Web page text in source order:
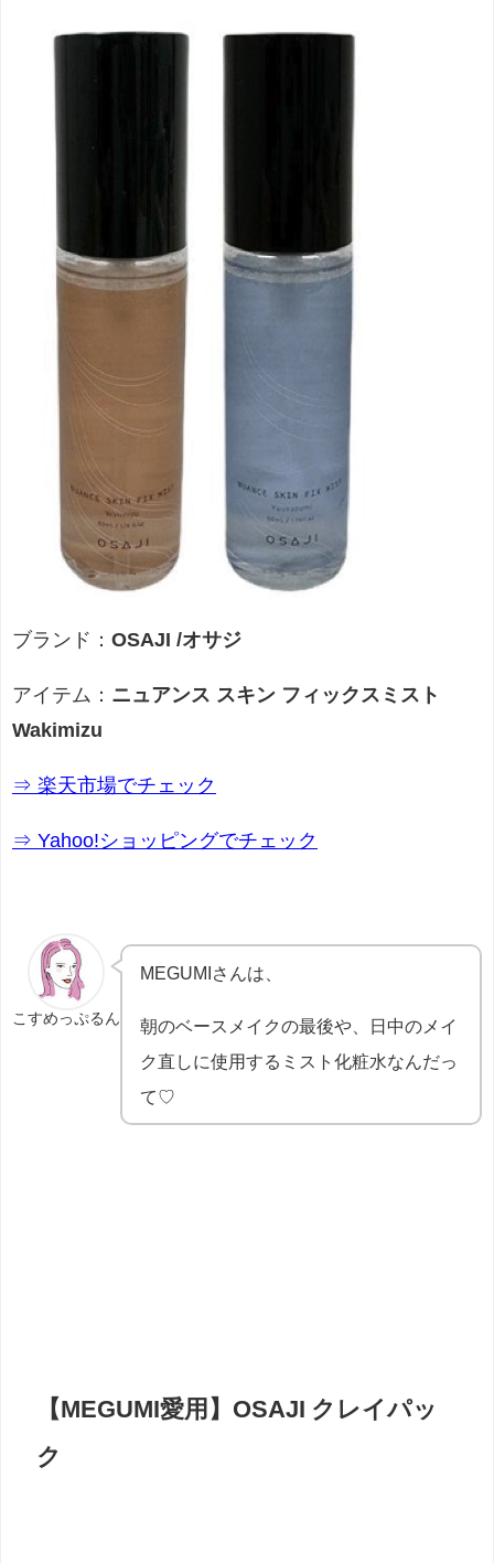
ブランド： OSAJI /オサジ
アイテム： ニュアンス スキン フィックスミスト
Wakimizu
⇒ 楽天市場でチェック
⇒ Yahoo!ショッピングでチェック
こすめっぷるん
MEGUMIさんは、
朝のベースメイクの最後や、日中のメイ
ク直しに使用するミスト化粧水なんだっ
て♡
【MEGUMI愛用】OSAJI クレイパッ
ク